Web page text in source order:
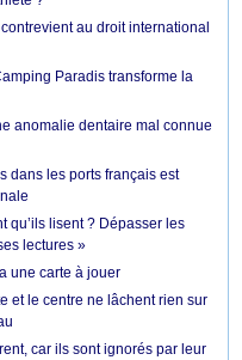
au droit international
Paradis transforme la
anomalie dentaire mal connue
dans les ports français est
qu’ils lisent ? Dépasser les
lectures »
une carte à jouer
et le centre ne lâchent rien sur
car ils sont ignorés par leur